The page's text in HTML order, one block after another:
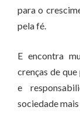
para o
pela fé.
E encontra
crenças de
e
sociedade